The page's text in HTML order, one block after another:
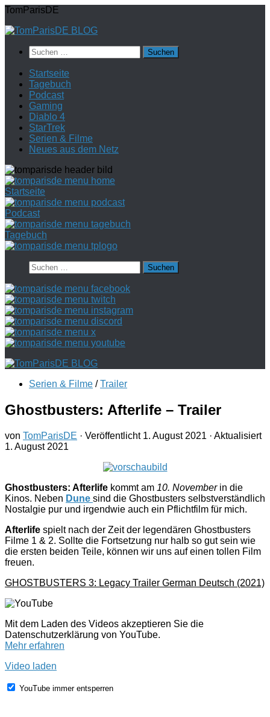
Zum
springen
TomParisDE
Suchen
nach:
Startseite
Tagebuch
Podcast
Gaming
Diablo 4
StarTrek
Serien & Filme
Neues aus dem Netz
Startseite
Podcast
Tagebuch
Suchen
nach:
Serien & Filme / Trailer
Ghostbusters: Afterlife – Trailer
von TomParisDE · Veröffentlicht 1. August 2021 · Aktualisiert
1. August 2021
Ghostbusters: Afterlife kommt am 10. Novemberin die
Kinos. Neben Dune sind die Ghostbusters selbstverständlich
Nostalgie pur und irgendwie auch ein Pflichtfilm für mich.
Afterlife spielt nach der Zeit der legendären Ghostbusters
Filme 1 & 2. Sollte die Fortsetzung nur halb so gut sein wie
die ersten beiden Teile, können wir uns auf einen tollen Film
freuen.
GHOSTBUSTERS 3: Legacy Trailer German Deutsch (2021)
Mit dem Laden des Videos akzeptieren Sie die
Datenschutzerklärung von YouTube.
Mehr erfahren
Video laden
YouTube immer entsperren